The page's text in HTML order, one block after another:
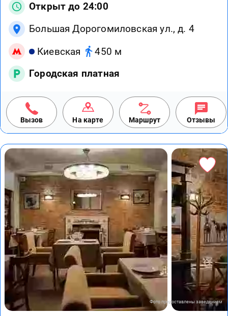
Открыт до 24:00
Большая Дорогомиловская ул., д. 4
Киевская
450 м
Городская платная
Вызов На карте Маршрут Отзывы
Фото предоставлены заведением